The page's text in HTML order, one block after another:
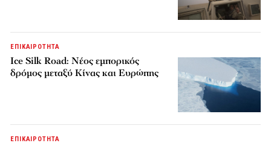
ΕΠΙΚΑΙΡΟΤΗΤΑ
Ice Silk Road: Nέος εμπορικός
δρόμος μεταξύ Κίνας και Ευρώπης
ΕΠΙΚΑΙΡΟΤΗΤΑ